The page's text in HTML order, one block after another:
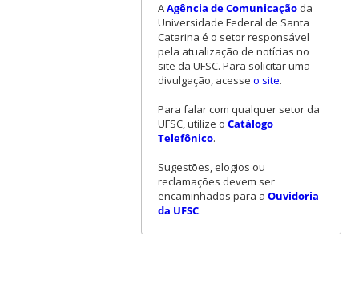
AAgência de Comunicaçãoda
Universidade Federal de Santa
Catarina é o setor responsável
pela atualização de notícias no
site da UFSC. Para solicitar uma
divulgação, acesse o site.
Para falar com qualquer setor da
UFSC, utilize o Catálogo
Telefônico.
Sugestões, elogios ou
reclamações devem ser
encaminhados para a Ouvidoria
da UFSC.